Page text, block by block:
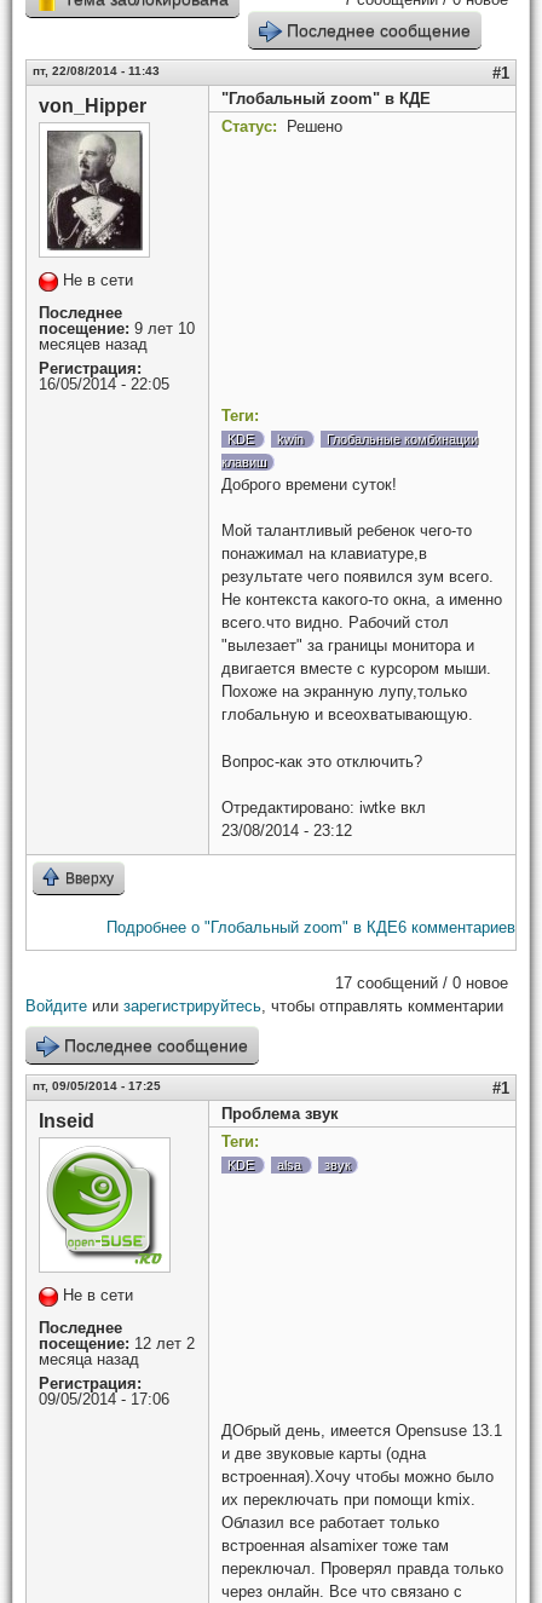
Последнее сообщение
пт, 22/08/2014 - 11:43 #1
von_Hipper
Не в сети
Последнее
посещение: 9 лет 10
месяцев назад
Регистрация:
16/05/2014 - 22:05
"Глобальный zoom" в КДЕ
Статус:
Решено
Теги:
KDE kwin
Глобальные комбинации
клавиш
Доброго времени суток!
Мой талантливый ребенок чего-то
понажимал на клавиатуре,в
результате чего появился зум всего.
Не контекста какого-то окна, а именно
всего.что видно. Рабочий стол
"вылезает" за границы монитора и
двигается вместе с курсором мыши.
Похоже на экранную лупу,только
глобальную и всеохватывающую.
Вопрос-как это отключить?
Отредактировано: iwtke вкл
23/08/2014 - 23:12
Вверху
Подробнее о "Глобальный zoom" в КДЕ6 комментариев
17 сообщений / 0 новое
Войдите или зарегистрируйтесь, чтобы отправлять комментарии
Последнее сообщение
пт, 09/05/2014 - 17:25 #1
Inseid
Не в сети
Последнее
посещение: 12 лет 2
месяца назад
Регистрация:
09/05/2014 - 17:06
Проблема звук
Теги:
KDE alsa звук
ДОбрый день, имеется Opensuse 13.1
и две звуковые карты (одна
встроенная).Хочу чтобы можно было
их переключать при помощи kmix.
Облазил все работает только
встроенная alsamixer тоже там
переключал. Проверял правда только
через онлайн. Все что связано с